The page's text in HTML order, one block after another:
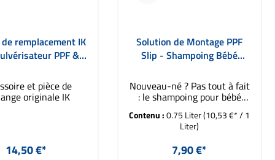
de remplacement IK
PPF &
et pièce de
originale IK
Prix régulier :
14,50 €*
Solution de Montage PPF
Slip - Shampoing Bébé
Nouveau-né ? Pas tout à fait
: le shampoing pour bébé
Johnson's Original est depuis
de nombreuses années la
référence pour le mélange de
Solution" pour le traitement
Contenu :0.75 Liter(10,53 €* / 1
Liter)
Prix régulier :
7,90 €*